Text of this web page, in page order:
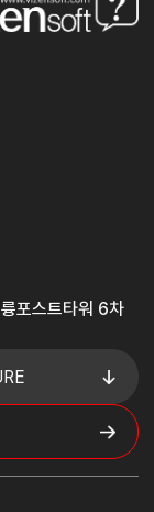
포스트타워 6차